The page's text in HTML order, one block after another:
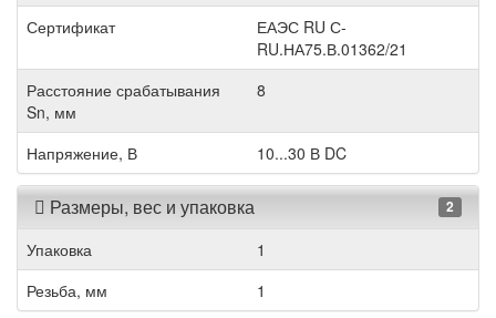
Сертификат
ЕАЭС RU С-
RU.НА75.В.01362/21
Расстояние срабатывания
Sn, мм
8
Напряжение, В 10...30 В DC
Размеры, вес и упаковка 2
Упаковка
1
Резьба, мм
1